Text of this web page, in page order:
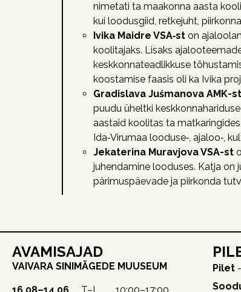
nimetati ta maakonna aasta
kui loodusgiid, retkejuht,
Ivika Maidre VSA‑st on
koolitajaks. Lisaks
keskkonnateadlikkuse
koostamise faasis oli ka Ivika
Gradislava Juśmanova AMK-st
puudu üheltki
aastaid koolitas ta
Ida‑Virumaa looduse‑, ajaloo‑,
Jekaterina Muravjova VSA-st
juhendamine looduses. Katja on
pärimuspäevade ja piirkonda
AVAMISAJAD
VAIVARA SINIMÄGEDE MUUSEUM
16.08–14.06 T–L 10:00–17:00
Pilet